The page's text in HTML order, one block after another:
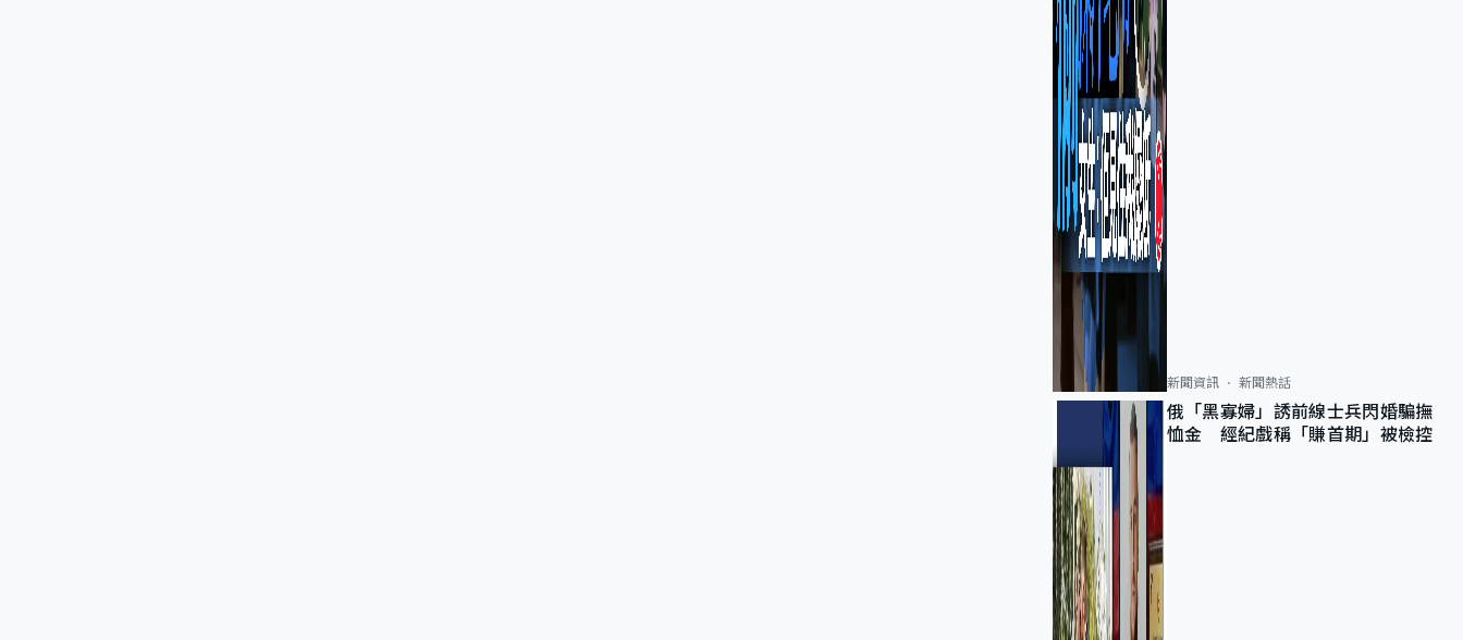
新聞資訊 新聞熱話
俄「黑寡婦」誘前線士兵閃婚騙撫
恤金 經紀戲稱「賺首期」被檢控